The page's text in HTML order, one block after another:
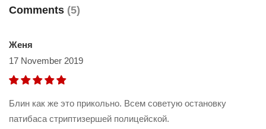
Comments (5)
Женя
17 November 2019
Блин как же это прикольно. Всем советую остановку
патибаса стриптизершей полицейской.